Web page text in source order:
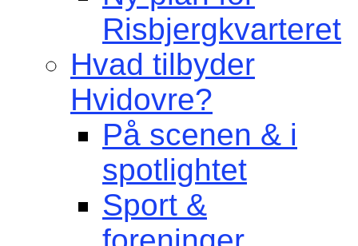
Risbjergkvarteret
Hvad tilbyder
Hvidovre?
På scenen & i
spotlightet
Sport &